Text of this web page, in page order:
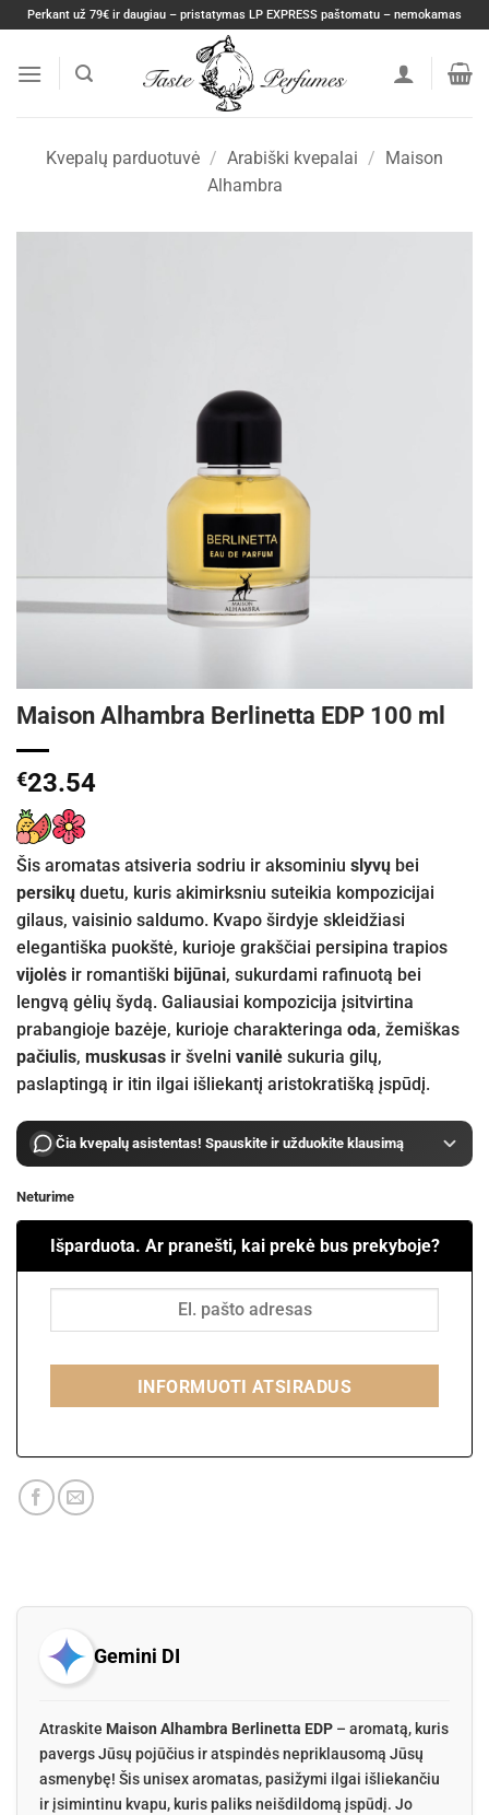
Skip
content
Perkant už 79€ ir daugiau – pristatymas LP EXPRESS paštomatu – nemokamas
Kvepalų parduotuvė / Arabiški kvepalai / Maison
Alhambra
Maison Alhambra Berlinetta EDP 100 ml
€23.54
Šis aromatas atsiveria sodriu ir aksominiu slyvų bei
persikų duetu, kuris akimirksniu suteikia kompozicijai
gilaus, vaisinio saldumo. Kvapo širdyje skleidžiasi
elegantiška puokštė, kurioje grakščiai persipina trapios
vijolės ir romantiški bijūnai, sukurdami rafinuotą bei
lengvą gėlių šydą. Galiausiai kompozicija įsitvirtina
prabangioje bazėje, kurioje charakteringa oda, žemiškas
pačiulis, muskusas ir švelni vanilė sukuria gilų,
paslaptingą ir itin ilgai išliekantį aristokratišką įspūdį.
Čia kvepalų asistentas! Spauskite ir užduokite klausimą
Neturime
Išparduota. Ar pranešti, kai prekė bus prekyboje?
INFORMUOTI ATSIRADUS
Gemini DI
Atraskite Maison Alhambra Berlinetta EDP – aromatą, kuris
pavergs Jūsų pojūčius ir atspindės nepriklausomą Jūsų
asmenybę! Šis unisex aromatas, pasižymi ilgai išliekančiu
ir įsimintinu kvapu, kuris paliks neišdildomą įspūdį. Jo